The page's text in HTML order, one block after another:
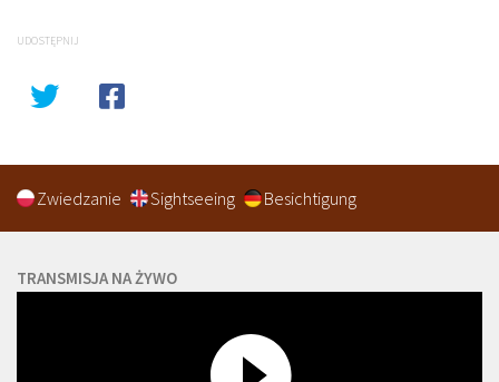
UDOSTĘPNIJ
Zwiedzanie Sightseeing Besichtigung
TRANSMISJA NA ŻYWO